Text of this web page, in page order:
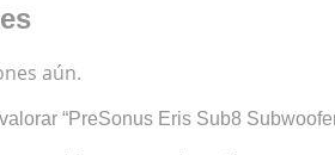
aún.
“PreSonus Eris Sub8